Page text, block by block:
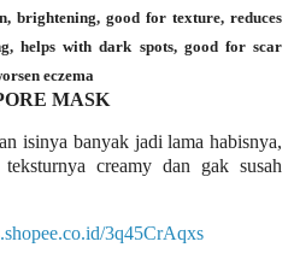
brightening, good for texture, reduces
helps with dark spots, good for scar
eczema
MASK
isinya banyak jadi lama habisnya,
creamy dan gak susah
3q45CrAqxs